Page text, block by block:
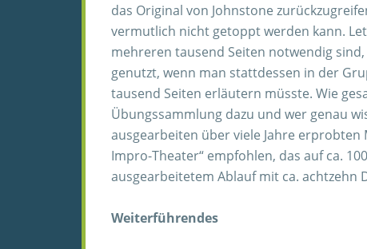
das Original von Johnstone
vermutlich nicht getoppt werden kann.
mehreren tausend Seiten notwendig
genutzt, wenn man stattdessen in der
tausend Seiten erläutern müsste. Wie
Übungssammlung dazu und wer genau
ausgearbeiten über viele Jahre
Impro-Theater“ empfohlen, das auf ca.
ausgearbeitetem Ablauf mit ca.
Weiterführendes